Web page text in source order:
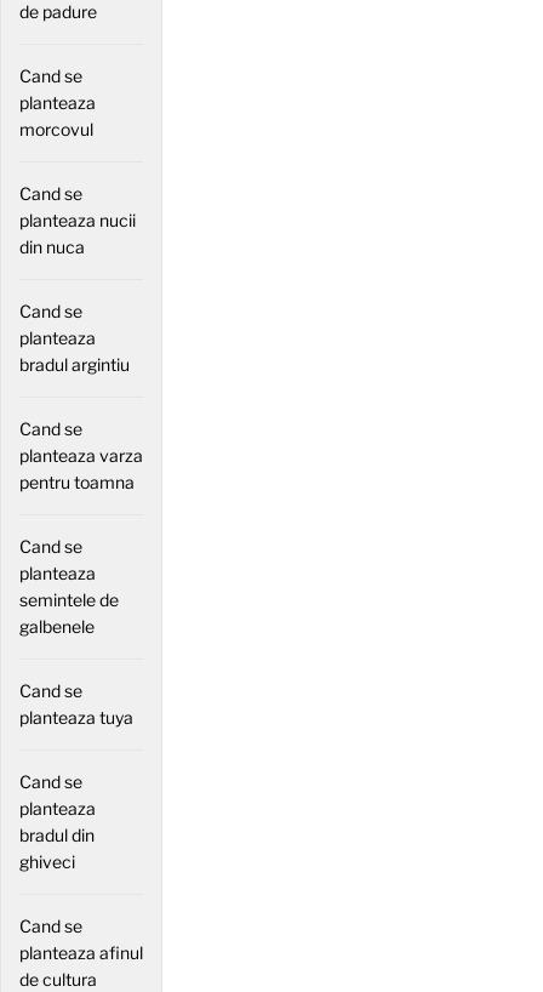
de padure
Cand se
planteaza
morcovul
Cand se
planteaza nucii
din nuca
Cand se
planteaza
bradul argintiu
Cand se
planteaza varza
pentru toamna
Cand se
planteaza
semintele de
galbenele
Cand se
planteaza tuya
Cand se
planteaza
bradul din
ghiveci
Cand se
planteaza afinul
de cultura